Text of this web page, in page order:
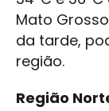
Mato
da tarde,
região.
Região